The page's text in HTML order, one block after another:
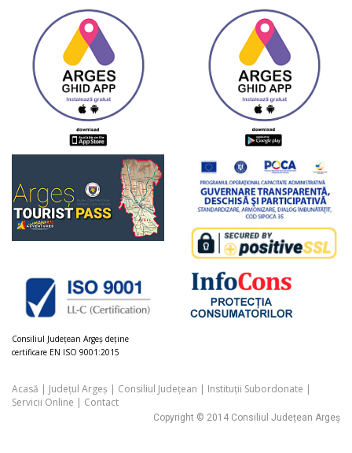
Consiliul Judeţean Argeș deţine
certificare EN ISO 9001:2015
Acasă | Județul Argeș | Consiliul Județean | Instituții Subordonate |
Servicii Online | Contact
Copyright © 2014 Consiliul Județean Argeș